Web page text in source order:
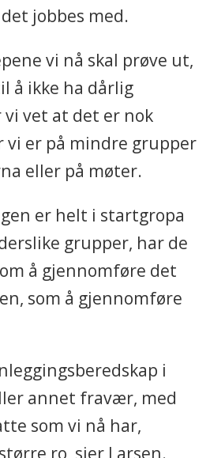
jobbes med.
vi nå skal prøve ut,
å ikke ha dårlig
vet at det er nok
vi er på mindre grupper
eller på møter.
er helt i startgropa
grupper, har de
å gjennomføre det
som å gjennomføre
i
annet fravær, med
som vi nå har,
ro, sier Larsen.